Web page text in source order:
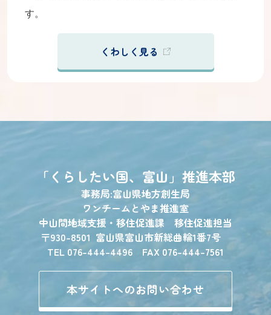
す。
くわしく見る
「くらしたい国、富山」 推進本部
事務局:富山県地方創生局
ワンチームとやま推進室
中山間地域支援・移住促進課 移住促進担当
〒930-8501 富山県富山市新総曲輪1番7号
TEL 076-444-4496 FAX 076-444-7561
本サイトへのお問い合わせ